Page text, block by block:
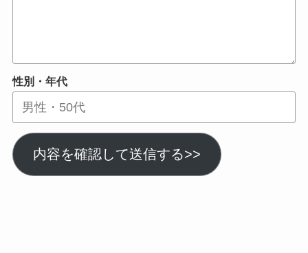
性別・年代
内容を確認して送信する>>